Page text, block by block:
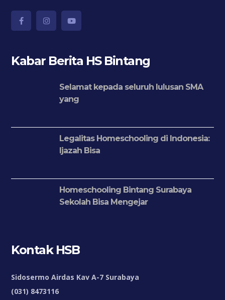
Kabar Berita HS Bintang
Selamat kepada seluruh lulusan SMA
yang
Legalitas Homeschooling di Indonesia:
Ijazah Bisa
Homeschooling Bintang Surabaya
Sekolah Bisa Mengejar
Kontak HSB
Sidosermo Airdas Kav A-7 Surabaya
(031) 8473116